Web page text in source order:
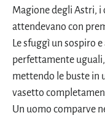
Magione degli Astri, i
attendevano con
Le sfuggì un sospiro
perfettamente uguali,
mettendo le buste in
vasetto
Un uomo comparve